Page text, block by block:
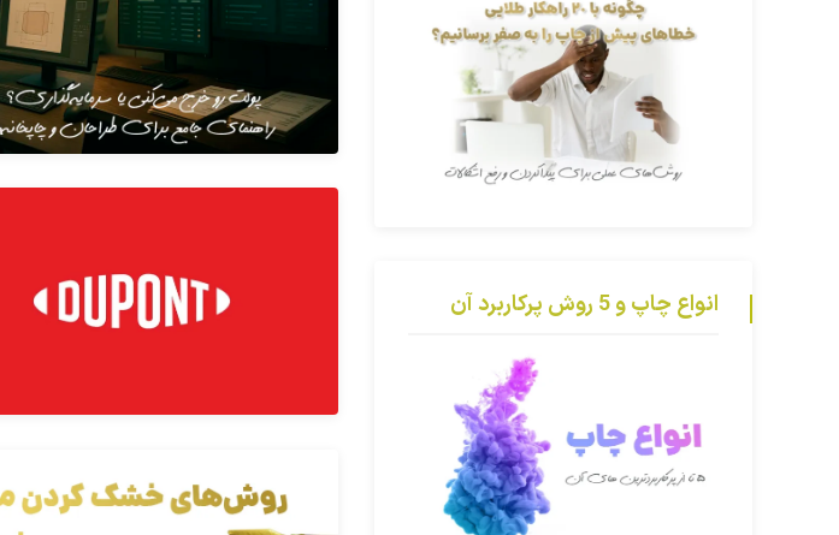
انواع چاپ و 5 روش پرکاربرد آن